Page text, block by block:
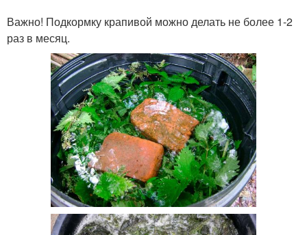
Важно! Подкормку крапивой можно делать не более 1-2
раз в месяц.